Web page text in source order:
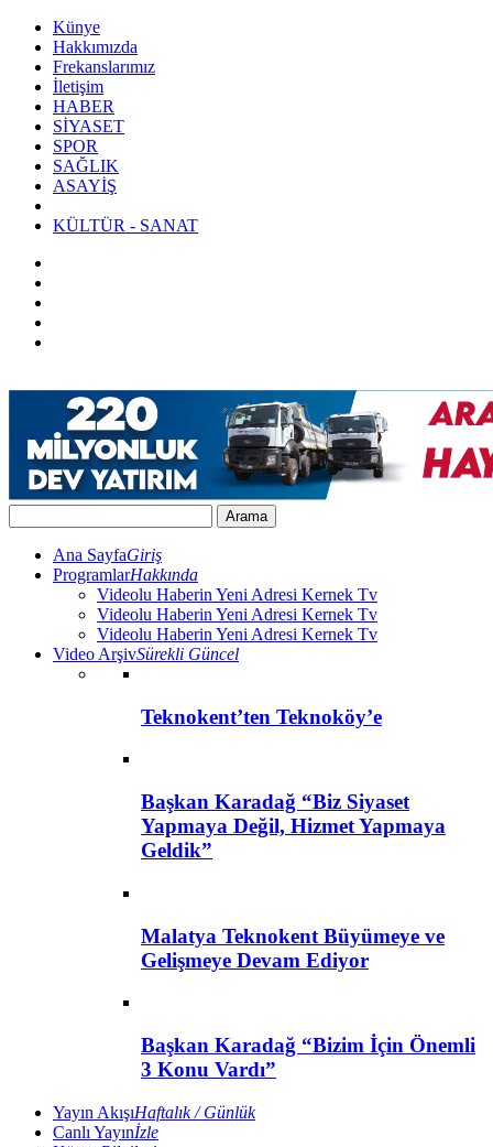
Künye
Hakkımızda
Frekanslarımız
İletişim
HABER
SİYASET
SPOR
SAĞLIK
ASAYİŞ
KÜLTÜR - SANAT
Ana SayfaGiriş
ProgramlarHakkında
Videolu Haberin Yeni Adresi Kernek Tv
Videolu Haberin Yeni Adresi Kernek Tv
Videolu Haberin Yeni Adresi Kernek Tv
Video ArşivSürekli Güncel
Teknokent’ten Teknoköy’e
Başkan Karadağ “Biz Siyaset
Yapmaya Değil, Hizmet Yapmaya
Geldik”
Malatya Teknokent Büyümeye ve
Gelişmeye Devam Ediyor
Başkan Karadağ “Bizim İçin Önemli
3 Konu Vardı”
Yayın AkışıHaftalık / Günlük
Canlı Yayınİzle